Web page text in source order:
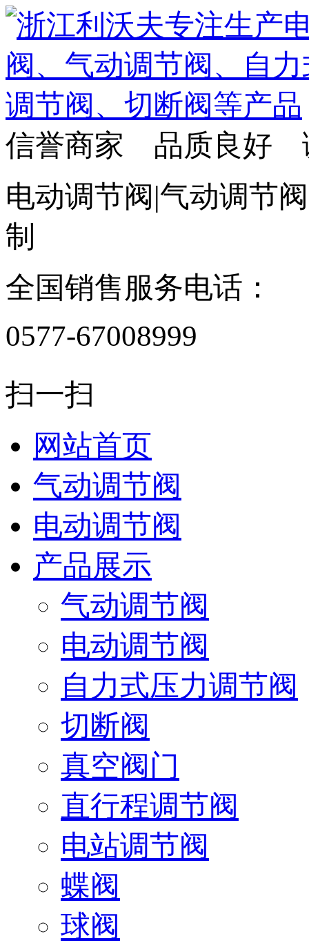
信誉商家 品质良好
电动调节阀|气动调节
制
全国销售服务电话：
0577-67008999
扫一扫
网站首页
气动调节阀
电动调节阀
产品展示
气动调节阀
电动调节阀
自力式压力调节阀
切断阀
真空阀门
直行程调节阀
电站调节阀
蝶阀
球阀